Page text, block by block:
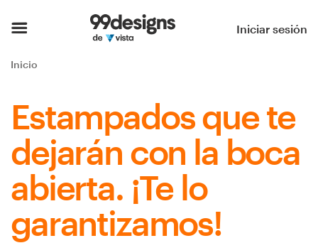
Iniciar sesión
Inicio
Estampados que te
dejarán con la boca
abierta. ¡Te lo
garantizamos!
Explorar categorías
Encontrar un diseñador
Inspiración